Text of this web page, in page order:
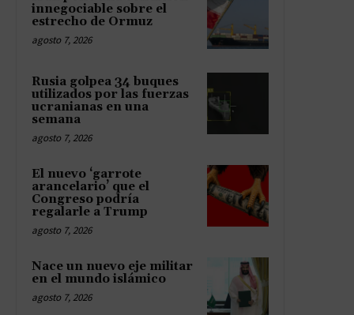
innegociable sobre el
estrecho de Ormuz
agosto 7, 2026
Rusia golpea 34 buques
utilizados por las fuerzas
ucranianas en una
semana
agosto 7, 2026
El nuevo ‘garrote
arancelario’ que el
Congreso podría
regalarle a Trump
agosto 7, 2026
Nace un nuevo eje militar
en el mundo islámico
agosto 7, 2026